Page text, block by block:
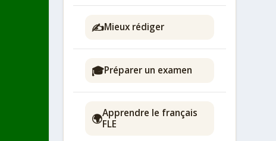
✍️Mieux rédiger
🎓Préparer un examen
🌍Apprendre le français
FLE